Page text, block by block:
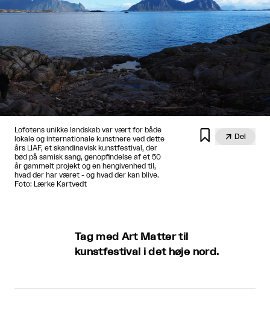
Lofotens unikke landskab var vært for både
lokale og internationale kunstnere ved dette
års LIAF, et skandinavisk kunstfestival, der
bød på samisk sang, genopfindelse af et 50
år gammelt projekt og en hengivenhed til,
hvad der har været - og hvad der kan blive.
Foto: Lærke Kartvedt
  Del
Tag med Art Matter til
kunstfestival i det høje nord.